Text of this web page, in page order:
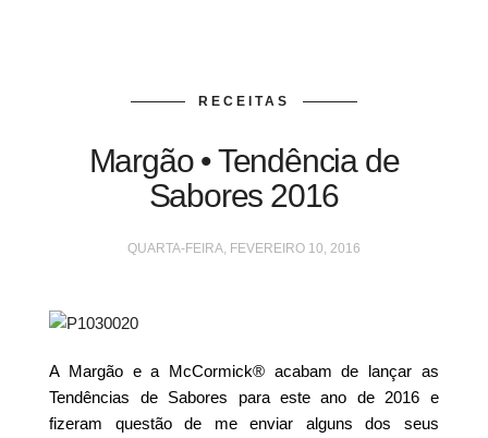
RECEITAS
Margão • Tendência de
Sabores 2016
QUARTA-FEIRA, FEVEREIRO 10, 2016
A Margão e a McCormick® acabam de lançar as
Tendências de Sabores para este ano de 2016 e
fizeram questão de me enviar alguns dos seus